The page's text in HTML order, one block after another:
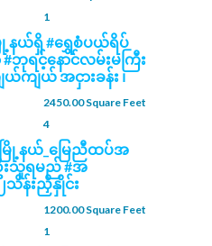
1
နယ်ရှိ #ရွှေစံပယ်ရိပ်
ဘုရင့်နောင်လမ်းမကြီး
ယ်ကျယ် အငှားခန်း ၊
2450.00 Square Feet
4
းမြို့နယ်_မြေညီထပ်အ
းသူရမည် #အ
၂သိန်းညှိနှိုင်း
1200.00 Square Feet
1